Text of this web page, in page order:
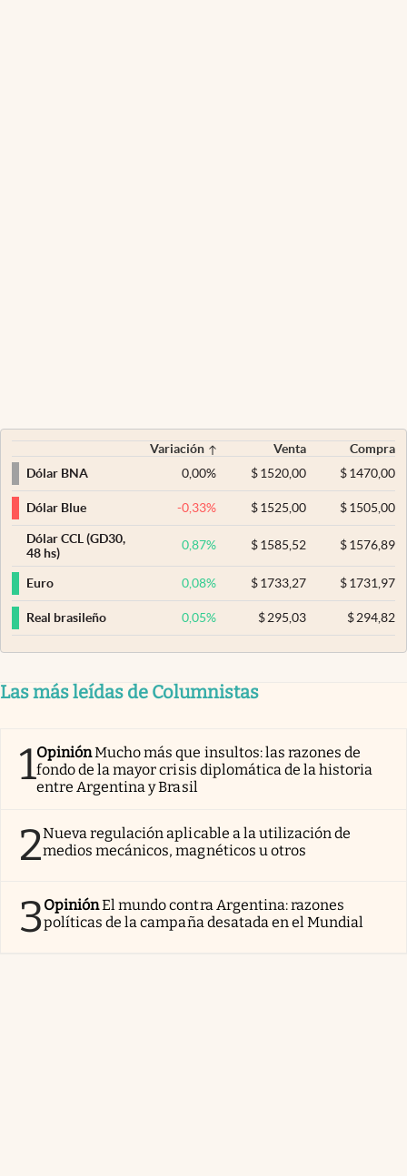
Variación Venta
Compra
Dólar BNA
0,00% $ 1520,00 $1470,00
Dólar Blue -0,33% $ 1525,00 $1505,00
Dólar CCL (GD30,
48 hs)
0,87% $ 1585,52 $1576,89
Euro 0,08% $ 1733,27 $1731,97
Real brasileño 0,05% $ 295,03 $294,82
Las más leídas de Columnistas
1OpiniónMucho más que insultos: las razones de
fondo de la mayor crisis diplomática de la historia
entre Argentina y Brasil
2Nueva regulación aplicable a la utilización de
medios mecánicos, magnéticos u otros
3OpiniónEl mundo contra Argentina: razones
políticas de la campaña desatada en el Mundial